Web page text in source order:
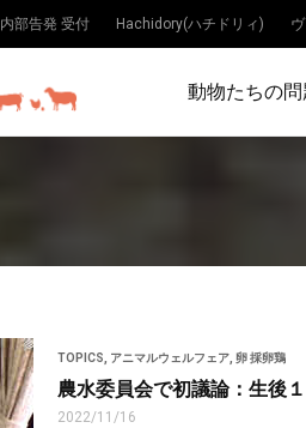
動物たちの問
内部告発 受付 Hachidory(ハチドリィ)
TOPICS アニマルウェルフェア 卵 採卵鶏
農水委員会で初議論：生後
2022/11/16